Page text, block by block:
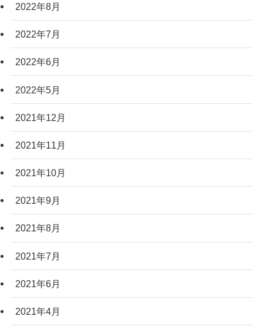
2022年8月
2022年7月
2022年6月
2022年5月
2021年12月
2021年11月
2021年10月
2021年9月
2021年8月
2021年7月
2021年6月
2021年4月